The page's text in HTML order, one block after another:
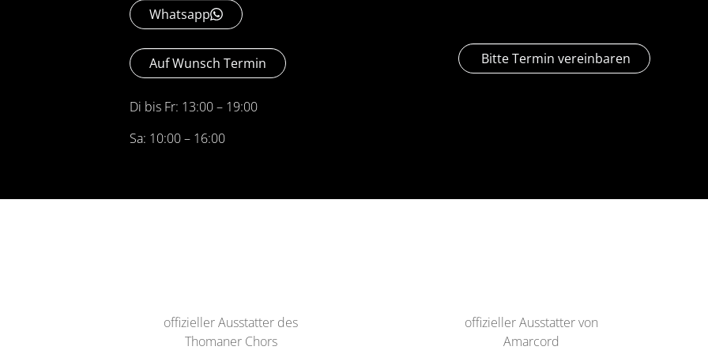
Whatsapp
Auf Wunsch Termin
Di bis Fr: 13:00 – 19:00
Sa: 10:00 – 16:00
Bitte Termin vereinbaren
offizieller Ausstatter des
Thomaner Chors
offizieller Ausstatter von
Amarcord